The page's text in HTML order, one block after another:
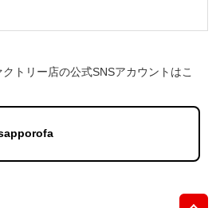
トリー店の公式SNSアカウントはこ